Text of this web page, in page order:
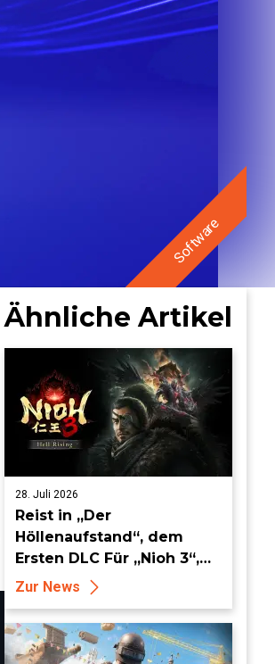
Software
Ähnliche Artikel
28. Juli 2026
Reist in „Der
Höllenaufstand“, dem
Ersten DLC Für „Nioh 3“,
ab dem 19. August in die
Keian-Ära!
Zur News